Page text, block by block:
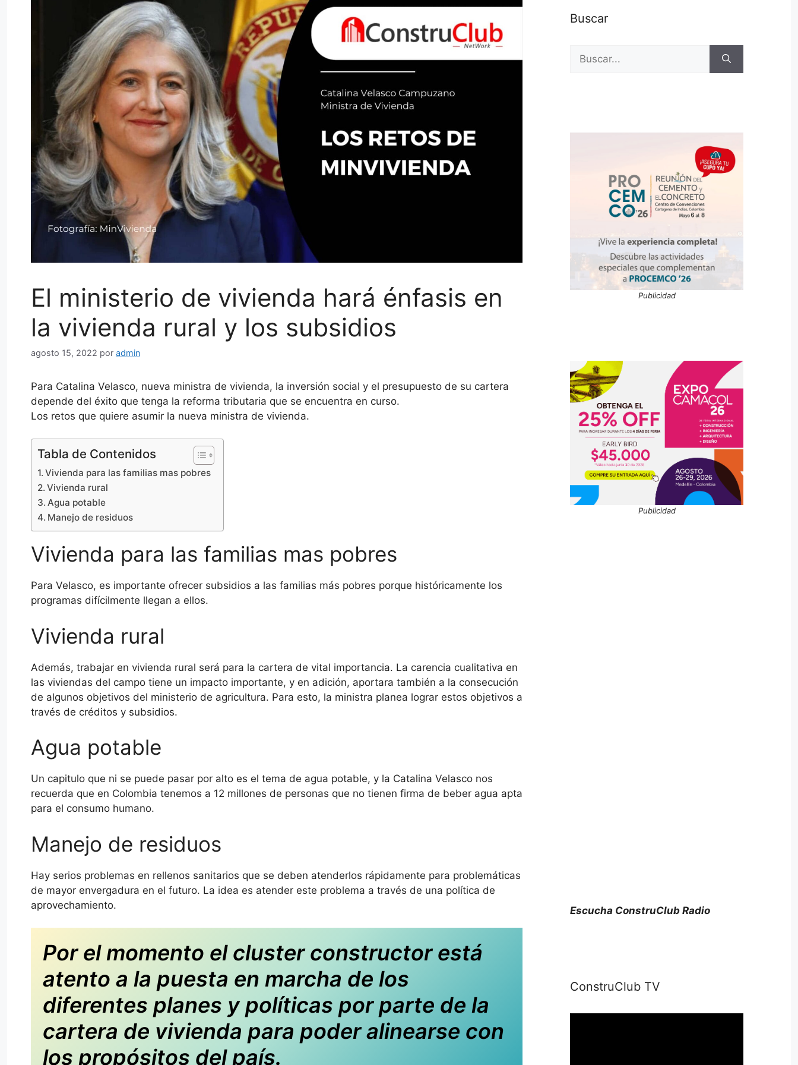
El ministerio de vivienda hará énfasis en
la vivienda rural y los subsidios
agosto 15, 2022 por admin
Para Catalina Velasco, nueva ministra de vivienda, la inversión social y el presupuesto de su cartera
depende del éxito que tenga la reforma tributaria que se encuentra en curso.
Los retos que quiere asumir la nueva ministra de vivienda.
Tabla de Contenidos
Vivienda para las familias mas pobres
Vivienda rural
Agua potable
Manejo de residuos
Vivienda para las familias mas pobres
Para Velasco, es importante ofrecer subsidios a las familias más pobres porque históricamente los
programas difícilmente llegan a ellos.
Vivienda rural
Además, trabajar en vivienda rural será para la cartera de vital importancia. La carencia cualitativa en
las viviendas del campo tiene un impacto importante, y en adición, aportara también a la consecución
de algunos objetivos del ministerio de agricultura. Para esto, la ministra planea lograr estos objetivos a
través de créditos y subsidios.
Agua potable
Un capitulo que ni se puede pasar por alto es el tema de agua potable, y la Catalina Velasco nos
recuerda que en Colombia tenemos a 12 millones de personas que no tienen firma de beber agua apta
para el consumo humano.
Manejo de residuos
Hay serios problemas en rellenos sanitarios que se deben atenderlos rápidamente para problemáticas
de mayor envergadura en el futuro. La idea es atender este problema a través de una política de
aprovechamiento.
Por el momento el cluster constructor está
atento a la puesta en marcha de los
diferentes planes y políticas por parte de la
cartera de vivienda para poder alinearse con
los propósitos del país.
Buscar
Buscar:
Publicidad
Publicidad
Escucha ConstruClub Radio
ConstruClub TV